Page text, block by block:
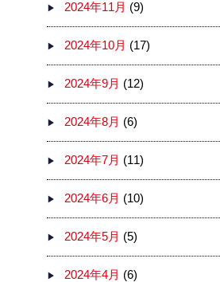
2024年11月 (9)
2024年10月 (17)
2024年9月 (12)
2024年8月 (6)
2024年7月 (11)
2024年6月 (10)
2024年5月 (5)
2024年4月 (6)